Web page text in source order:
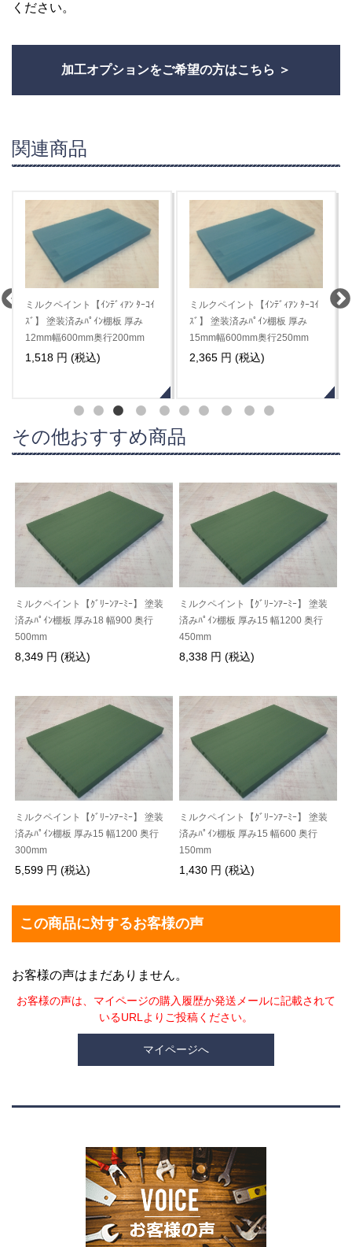
ください。
加工オプションをご希望の方はこちら
関連商品
ｰｺｲ
ミルクペイント【ﾋﾟｽﾀﾁｵ ｸﾞﾘｰ
ﾝ】 塗装済みﾊﾟｲﾝ棚板 厚み
18mm幅600mm奥行250mm
2,838 円 (税込)
ミルクペイント【ｲﾝﾃﾞｨｱﾝ ﾀｰｺｲ
ｽﾞ】 塗装済みﾊﾟｲﾝ棚板 厚み
18mm幅600mm奥行350mm
3,938 円 (税込)
その他おすすめ商品
ミルクペイント【ｸﾞﾘｰﾝｱｰﾐｰ】 塗装
済みﾊﾟｲﾝ棚板 厚み18 幅900 奥行
500mm
8,349 円 (税込)
ミルクペイント【ｸﾞﾘｰﾝｱｰﾐｰ】 塗装
済みﾊﾟｲﾝ棚板 厚み15 幅1200 奥行
450mm
8,338 円 (税込)
ミルクペイント【ｸﾞﾘｰﾝｱｰﾐｰ】 塗装
済みﾊﾟｲﾝ棚板 厚み15 幅1200 奥行
300mm
5,599 円 (税込)
ミルクペイント【ｸﾞﾘｰﾝｱｰﾐｰ】 塗装
済みﾊﾟｲﾝ棚板 厚み15 幅600 奥行
150mm
1,430 円 (税込)
この商品に対するお客様の声
お客様の声はまだありません。
お客様の声は、マイページの購入履歴か発送メールに記載されて
いるURLよりご投稿ください。
マイページへ